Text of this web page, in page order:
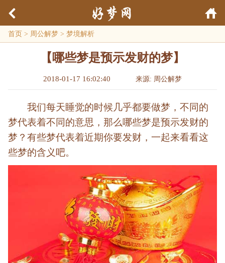
首页 > 周公解梦 > 梦境解析
【哪些梦是预示发财的梦】
2018-01-17 16:02:40 来源: 周公解梦
我们每天睡觉的时候几乎都要做梦，不同的
梦代表着不同的意思，那么哪些梦是预示发财的
梦？有些梦代表着近期你要发财，一起来看看这
些梦的含义吧。